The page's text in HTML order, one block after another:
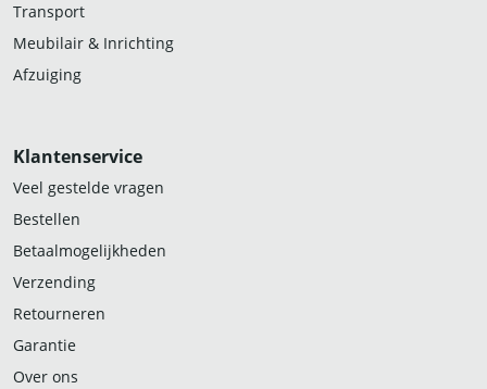
Transport
Meubilair & Inrichting
Afzuiging
Klantenservice
Veel gestelde vragen
Bestellen
Betaalmogelijkheden
Verzending
Retourneren
Garantie
Over ons